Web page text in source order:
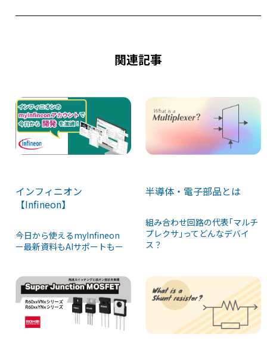
o s
関連記事
インフィニオン
【Infineon】
今日から使えるmyInfineon
ー最新資料もAIサポートもー
半導体・電子部品とは
組み合わせ回路の代表｢マルチ
プレクサ｣ってどんなデバイ
ス？